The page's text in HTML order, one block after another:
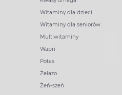
Witaminy dla dzieci
Witaminy dla seniorów
Multiwitaminy
Wapń
Potas
Żelazo
Żeń-szeń